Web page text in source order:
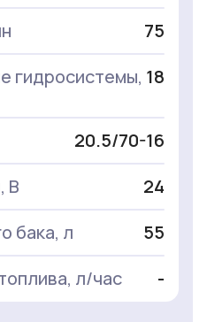
75
гидросистемы, 18
20.5/70-16
В
24
бака, л
55
л/час
-